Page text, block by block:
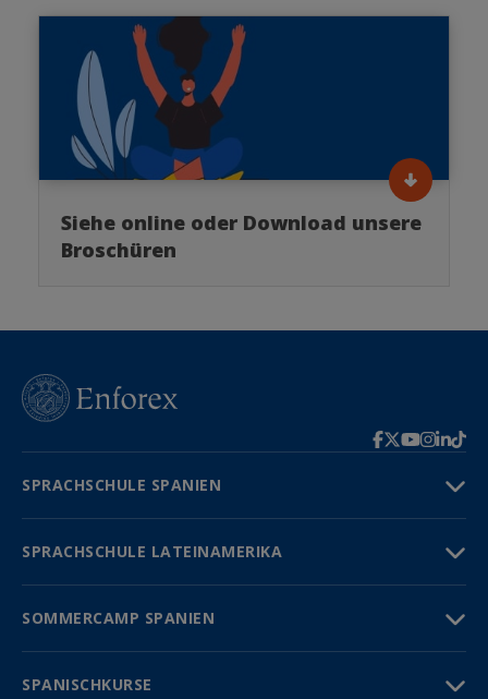
Siehe online oder Download unsere
Broschüren
SPRACHSCHULE SPANIEN
SPRACHSCHULE LATEINAMERIKA
SOMMERCAMP SPANIEN
SPANISCHKURSE